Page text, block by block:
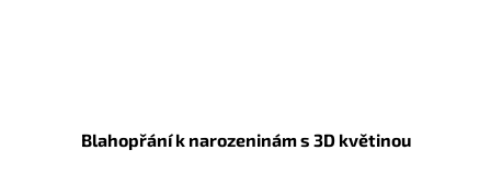
Blahopřání k narozeninám s 3D květinou